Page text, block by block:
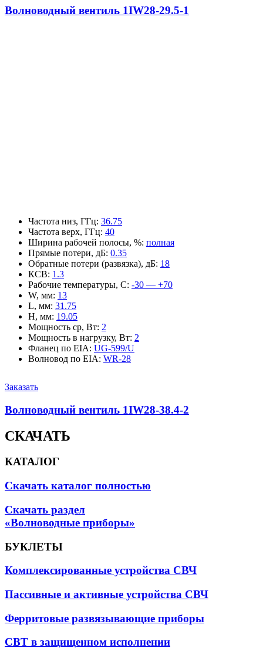
Волноводный вентиль 1IW28-29.5-1
Частота низ, ГГц: 36.75
Частота верх, ГГц: 40
Ширина рабочей полосы, %: полная
Прямые потери, дБ: 0.35
Обратные потери (развязка), дБ: 18
КСВ: 1.3
Рабочие температуры, С: -30 — +70
W, мм: 13
L, мм: 31.75
H, мм: 19.05
Мощность ср, Вт: 2
Мощность в нагрузку, Вт: 2
Фланец по EIA: UG-599/U
Волновод по EIA: WR-28
Заказать
Волноводный вентиль 1IW28-38.4-2
СКАЧАТЬ
КАТАЛОГ
Скачать каталог полностью
Скачать раздел
«Волноводные приборы»
БУКЛЕТЫ
Комплексированные устройства СВЧ
Пассивные и активные устройства СВЧ
Ферритовые развязывающие приборы
СВТ в защищенном исполнении